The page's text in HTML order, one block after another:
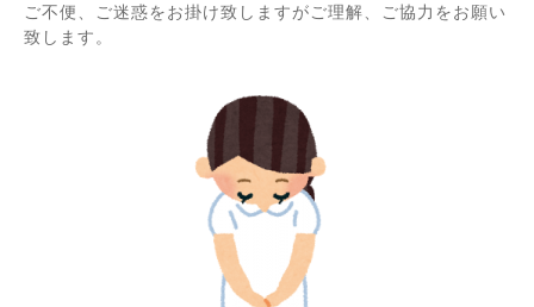
ご不便、ご迷惑をお掛け致しますがご理解、ご協力をお願い
致します。